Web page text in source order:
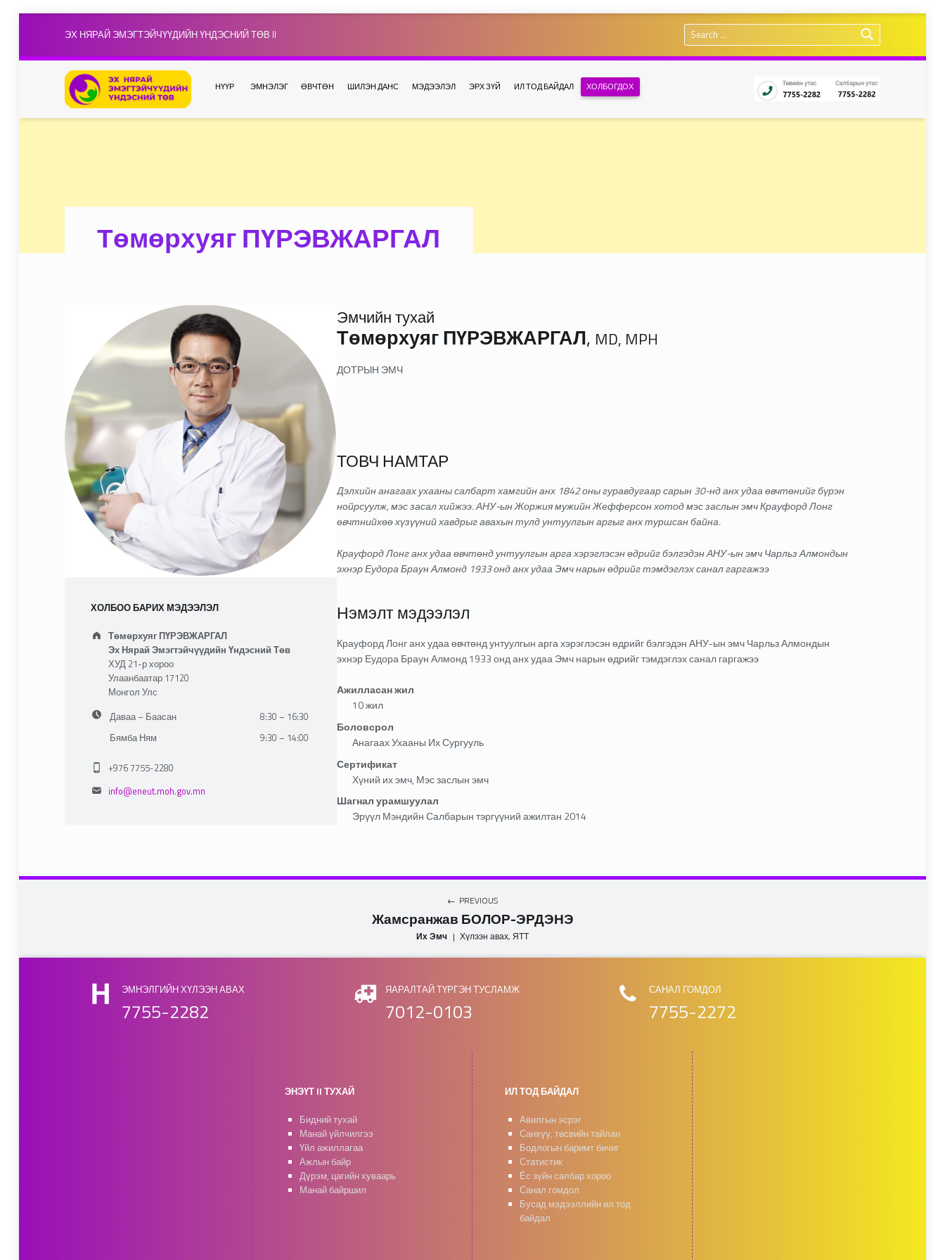
ЭХ НЯРАЙ ЭМЭГТЭЙЧҮҮДИЙН ҮНДЭСНИЙ ТӨВ II
Search for:
НҮҮР ЭМНЭЛЭГ ӨВЧТӨН ШИЛЭН ДАНС МЭДЭЭЛЭЛ ЭРХ ЗҮЙ ИЛ ТОД БАЙДАЛ ХОЛБОГДОХ
Төмөрхуяг ПҮРЭВЖАРГАЛ
ХОЛБОО БАРИХ МЭДЭЭЛЭЛ
Address:
Төмөрхуяг ПҮРЭВЖАРГАЛ
Эх Нярай Эмэгтэйчүүдийн Үндэсний Төв
ХУД 21-р хороо
Улаанбаатар 17120
Монгол Улс
Business hours:
Даваа – Баасан
8:30 – 16:30
Бямба Ням
9:30 – 14:00
Phone number:
+976 7755-2280
Email address:
info@eneut.moh.gov.mn
Эмчийн тухай
Төмөрхуяг ПҮРЭВЖАРГАЛ, MD, MPH
ДОТРЫН ЭМЧ
ТОВЧ НАМТАР
Дэлхийн анагаах ухааны салбартхамгийн анх 1842 оны гуравдугаар сарын 30-нд анх удаа өвчтөнийг бүрэн
нойрсуулж, мэс засал хийжээ. АНУ-ын Жоржия мужийн Жефферсон хотод мэс заслын эмч Крауфорд Лонг
өвчтнийхөө хүзүүний хавдрыг авахын тулд унтуулгын аргыг анх туршсан байна.
Крауфорд Лонг анх удаа өвчтөнд унтуулгын арга хэрэглэсэн өдрийг бэлгэдэн АНУ-ын эмч Чарльз Алмондын
эхнэрЕудора Браун Алмонд 1933 онд анх удаа Эмч нарын өдрийг тэмдэглэх санал гаргажээ
Нэмэлт мэдээлэл
Крауфорд Лонг анх удаа өвчтөнд унтуулгын арга хэрэглэсэн өдрийг бэлгэдэн АНУ-ын эмч Чарльз Алмондын
эхнэрЕудора Браун Алмонд 1933 онд анх удаа Эмч нарын өдрийг тэмдэглэх санал гаргажээ
Ажилласан жил
10 жил
Боловсрол
Анагаах Ухааны Их Сургууль
Сертификат
Хүний их эмч, Мэс заслын эмч
Шагнал урамшуулал
Эрүүл Мэндийн Салбарын тэргүүний ажилтан 2014
PREVIOUS
Жамсранжав БОЛОР-ЭРДЭНЭ
Их Эмч | Хүлээн авах, ЯТТ
Skip back to main navigation
ЭМНЭЛГИЙН ХҮЛЭЭН АВАХ
7755-2282
ЯАРАЛТАЙ ТҮРГЭН ТУСЛАМЖ
7012-0103
САНАЛ ГОМДОЛ
7755-2272
ЭНЭҮТ II ТУХАЙ
Бидний тухай
Манай үйлчилгээ
Үйл ажиллагаа
Ажлын байр
Дүрэм, цагийн хуваарь
Манай байршил
ИЛ ТОД БАЙДАЛ
Авилгын эсрэг
Санхүү, төсвийн тайлан
Бодлогын баримт бичиг
Статистик
Ёс зүйн салбар хороо
Санал гомдол
Бусад мэдээллийн ил тод
байдал